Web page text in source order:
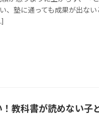
、塾に通っても成果が出な
教科書が読めない子